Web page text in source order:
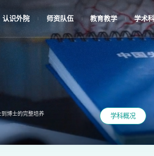
认识外院 师资队伍 教育教学 学术
博士的完整培养
学科概况